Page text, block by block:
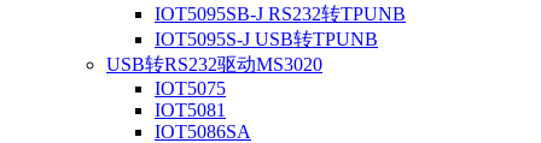
IOT5095SB-J RS232转TPUNB
IOT5095S-J USB转TPUNB
USB转RS232驱动MS3020
IOT5075
IOT5081
IOT5086SA